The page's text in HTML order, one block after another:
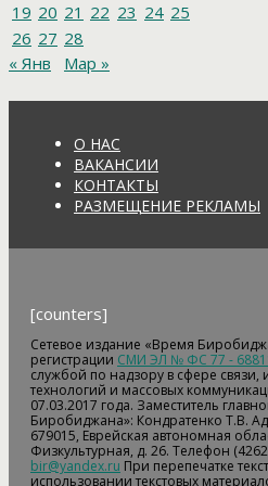
19 20 21 22 23 24 25
26 27 28
« Янв
Мар »
О НАС
ВАКАНСИИ
КОНТАКТЫ
РАЗМЕЩЕНИЕ РЕКЛАМЫ
[counters]
Сетевое издание «Время
регистрации СМИ ЭЛ № ФС 77 -
службой по надзору в сфере
технологий и массовых
07.03.2017 года. Заместитель
Биробиджана»: Кондратенко Т.В.
679015, Еврейская автономная
Физкультурная, д. 26. Телефон
bir@yandex.ru При перепечатке
использовании текстовых